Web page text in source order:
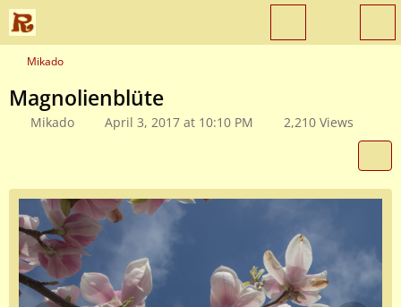
Mikado
Magnolienblüte
Mikado April 3, 2017 at 10:10 PM 2,210 Views